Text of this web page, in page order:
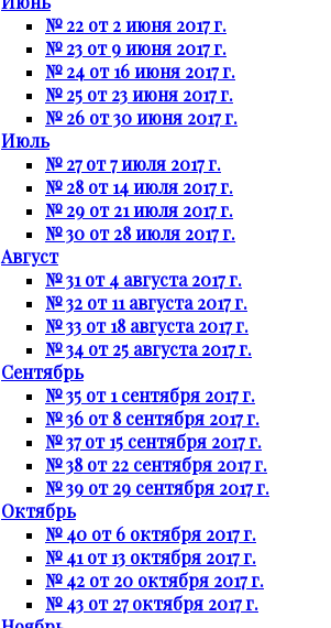
№ 22 от 2 июня 2017 г.
№ 23 от 9 июня 2017 г.
№ 24 от 16 июня 2017 г.
№ 25 от 23 июня 2017 г.
№ 26 от 30 июня 2017 г.
Июль
№ 27 от 7 июля 2017 г.
№ 28 от 14 июля 2017 г.
№ 29 от 21 июля 2017 г.
№ 30 от 28 июля 2017 г.
Август
№ 31 от 4 августа 2017 г.
№ 32 от 11 августа 2017 г.
№ 33 от 18 августа 2017 г.
№ 34 от 25 августа 2017 г.
Сентябрь
№ 35 от 1 сентября 2017 г.
№ 36 от 8 сентября 2017 г.
№ 37 от 15 сентября 2017 г.
№ 38 от 22 сентября 2017 г.
№ 39 от 29 сентября 2017 г.
Октябрь
№ 40 от 6 октября 2017 г.
№ 41 от 13 октября 2017 г.
№ 42 от 20 октября 2017 г.
№ 43 от 27 октября 2017 г.